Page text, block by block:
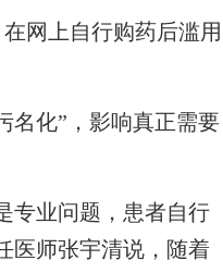
网上自行购药后滥用
化”，影响真正需要
业问题，患者自行
医师张宇清说，随着